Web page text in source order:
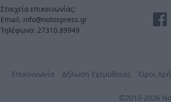
Στοιχεία επικοινωνίας:
Email. info@notospress.gr
Τηλέφωνο: 27310.89949
Επικοινωνία Δήλωση Εχεμύθειας Όροι
©2010-2026